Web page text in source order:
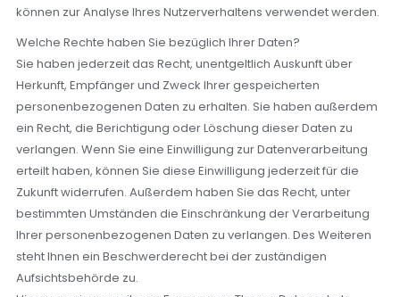
können zur Analyse Ihres Nutzerverhaltens verwendet werden.
Welche Rechte haben Sie bezüglich Ihrer Daten?
Sie haben jederzeit das Recht, unentgeltlich Auskunft über
Herkunft, Empfänger und Zweck Ihrer gespeicherten
personenbezogenen Daten zu erhalten. Sie haben außerdem
ein Recht, die Berichtigung oder Löschung dieser Daten zu
verlangen. Wenn Sie eine Einwilligung zur Datenverarbeitung
erteilt haben, können Sie diese Einwilligung jederzeit für die
Zukunft widerrufen. Außerdem haben Sie das Recht, unter
bestimmten Umständen die Einschränkung der Verarbeitung
Ihrer personenbezogenen Daten zu verlangen. Des Weiteren
steht Ihnen ein Beschwerderecht bei der zuständigen
Aufsichtsbehörde zu.